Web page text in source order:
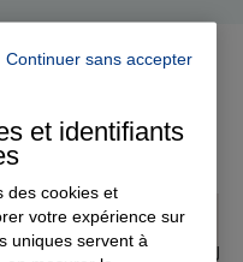
moment
Continuer sans accepter
et identifiants
des cookies et
votre expérience sur
uniques servent à